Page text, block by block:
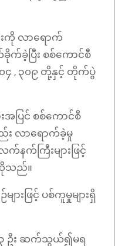
ကို လာရောက်
ခဲ့ပြီး စစ်ကောင်စီ
၄ , ၃၀၉ တို့နှင့် တိုက်ပွဲ
ပြင် စစ်ကောင်စီ
း လာရောက်ခဲ့မှု
က်နက်ကြီးများဖြင့်
သည်။
းဖြင့် ပစ်ကူမှုများရှိ
း ၃ ဦး ဆက်သွယ်၍မရ